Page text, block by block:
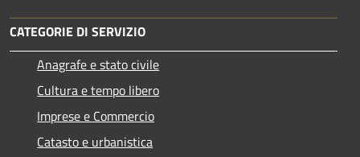
CATEGORIE DI SERVIZIO
Anagrafe e stato civile
Cultura e tempo libero
Imprese e Commercio
Catasto e urbanistica